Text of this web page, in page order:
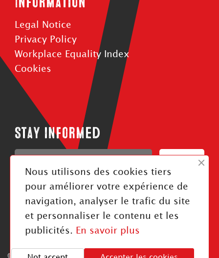
Information
Legal Notice
Privacy Policy
Workplace Equality Index
Cookies
Stay informed
J'ai pris connaissance de la politique de confidentialité
Follow us
©2026 otico. All rights reserved
Nous utilisons des cookies tiers
pour améliorer votre expérience de
navigation, analyser le trafic du site
et personnaliser le contenu et les
publicités. En savoir plus